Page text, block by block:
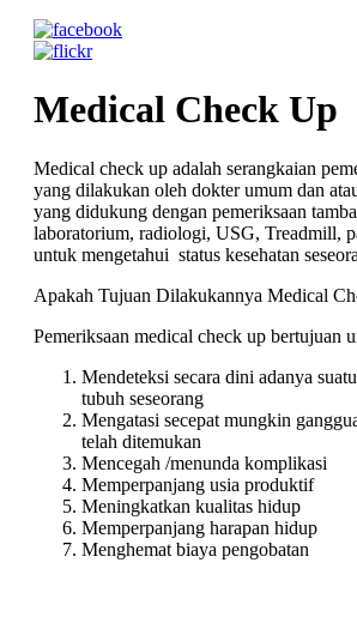
Medical Check Up
Medical check up adalah serangkaian
yang dilakukan oleh dokter umum dan
yang didukung dengan pemeriksaan
laboratorium, radiologi, USG, Treadmill,
untuk mengetahui status kesehatan
Apakah Tujuan Dilakukannya Medical
Pemeriksaan medical check up bertujuan
Mendeteksi secara dini adanya
tubuh seseorang
Mengatasi secepat mungkin
telah ditemukan
Mencegah /menunda komplikasi
Memperpanjang usia produktif
Meningkatkan kualitas hidup
Memperpanjang harapan hidup
Menghemat biaya pengobatan